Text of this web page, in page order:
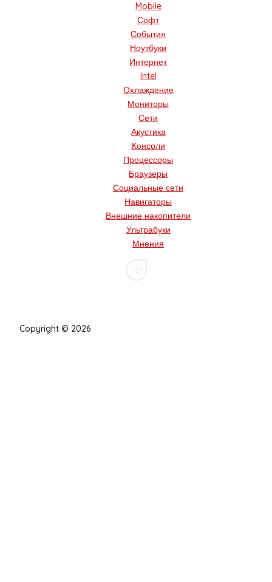
Mobile
Софт
События
Ноутбуки
Интернет
Intel
Охлаждение
Мониторы
Сети
Акустика
Консоли
Процессоры
Браузеры
Социальные сети
Навигаторы
Внешние накопители
Ультрабуки
Мнения
Copyright © 2026